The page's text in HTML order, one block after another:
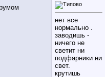
нет все
нормально .
заводишь -
ничего не
светит ни
подфарники ни
свет.
крутишь